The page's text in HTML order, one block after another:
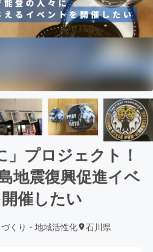
」プロジェクト！
地震復興促進イベ
催したい
づくり・地域活性化 石川県